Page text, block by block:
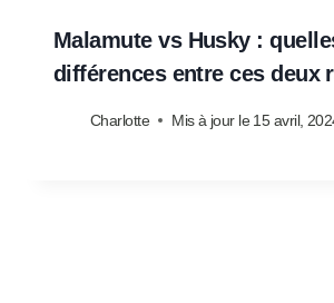
Malamute vs Husky :
différences entre ces deux
Charlotte Mis à jour le 15 avril,